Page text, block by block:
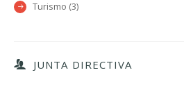
Turismo (3)
JUNTA DIRECTIVA